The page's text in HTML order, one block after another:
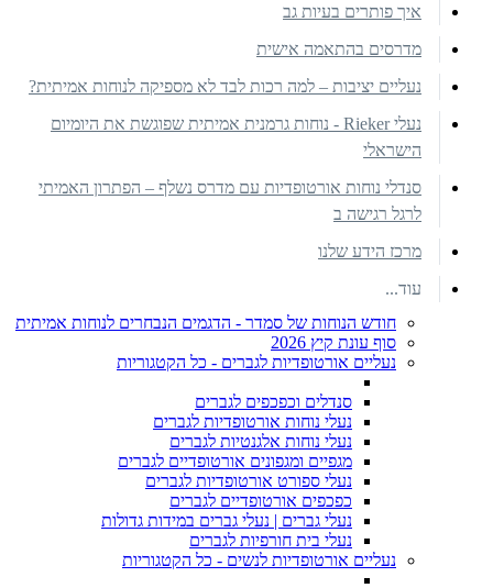
איך פותרים בעיות גב
מדרסים בהתאמה אישית
נעליים יציבות – למה רכות לבד לא מספיקה לנוחות אמיתית?
נעלי Rieker - נוחות גרמנית אמיתית שפוגשת את היומיום
הישראלי
סנדלי נוחות אורטופדיות עם מדרס נשלף – הפתרון האמיתי
לרגל רגישה ב
מרכז הידע שלנו
עוד...
חודש הנוחות של סמדר - הדגמים הנבחרים לנוחות אמיתית
סוף עונת קיץ 2026
נעליים אורטופדיות לגברים - כל הקטגוריות
סנדלים וכפכפים לגברים
נעלי נוחות אורטופדיות לגברים
נעלי נוחות אלגנטיות לגברים
מגפיים ומגפונים אורטופדיים לגברים
נעלי ספורט אורטופדיות לגברים
כפכפים אורטופדיים לגברים
נעלי גברים | נעלי גברים במידות גדולות
נעלי בית חורפיות לגברים
נעליים אורטופדיות לנשים - כל הקטגוריות